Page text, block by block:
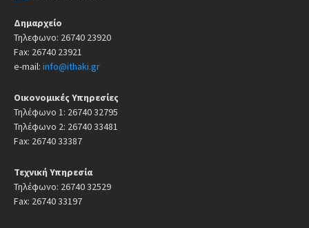
Δημαρχείο
Τηλεφωνο: 26740 23920
Fax: 26740 23921
e-mail: info@ithaki.gr
Οικονομικές Υπηρεσίες
Τηλέφωνο 1: 26740 32795
Τηλέφωνο 2: 26740 33481
Fax: 26740 33387
Τεχνική Υπηρεσία
Τηλέφωνο: 26740 32529
Fax: 26740 33197